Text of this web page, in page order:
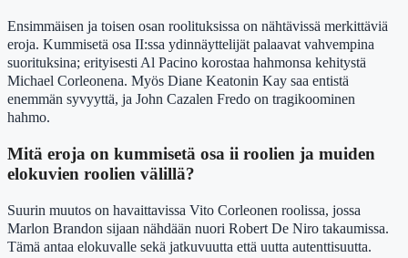
Ensimmäisen ja toisen osan roolituksissa on nähtävissä merkittäviä
eroja. Kummisetä osa II:ssa ydinnäyttelijät palaavat vahvempina
suorituksina; erityisesti Al Pacino korostaa hahmonsa kehitystä
Michael Corleonena. Myös Diane Keatonin Kay saa entistä
enemmän syvyyttä, ja John Cazalen Fredo on tragikoominen
hahmo.
Mitä eroja on kummisetä osa ii roolien ja muiden
elokuvien roolien välillä?
Suurin muutos on havaittavissa Vito Corleonen roolissa, jossa
Marlon Brandon sijaan nähdään nuori Robert De Niro takaumissa.
Tämä antaa elokuvalle sekä jatkuvuutta että uutta autenttisuutta.